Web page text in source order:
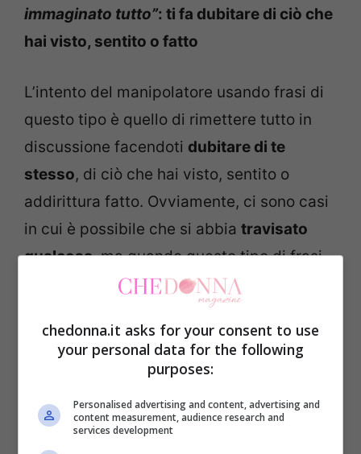
immaginato tutto”: ti fa dubitare di ciò che
hai visto, sentito o fatto
L’intento del manipolatore usando frasi di
questo tipo è quello di rimettere tutto in
discussione facendoti dubitare di te
stesso, di ciò che hai visto, sentito o
addirittura fatto. Ovviamente, ci sono casi
in cui è possibile che si abbia travisato
qualcosa, ma quando questo tipo di frasi
si susseguono, è un segno rivelatore che
“È colpa tua”: ti accusa e finge di essere
Quando il manipolatore veste i panni
chedonna.it asks for your consent to use
your personal data for the following
purposes:
Personalised advertising and content, advertising and
content measurement, audience research and
services development